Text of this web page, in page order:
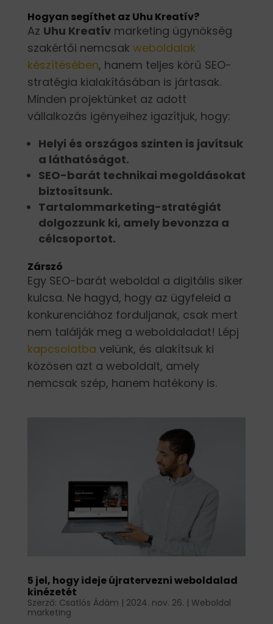
Hogyan segíthet az Uhu Kreatív?
Az Uhu Kreatívmarketing ügynökség
szakértői nemcsak weboldalak
készítésében, hanem teljes körű SEO-
stratégia kialakításában is jártasak.
Minden projektünket az adott
vállalkozás igényeihez igazítjuk, hogy:
Helyi és országos szinten is javítsuk
a láthatóságot.
SEO-barát technikai megoldásokat
biztosítsunk.
Tartalommarketing-stratégiát
dolgozzunk ki, amely bevonzza a
célcsoportot.
Zárszó
Egy SEO-barát weboldal a digitális siker
kulcsa. Ne hagyd, hogy az ügyfeleid a
konkurenciához forduljanak, csak mert
nem találják meg a weboldaladat! Lépj
kapcsolatba velünk, és alakítsuk ki
közösen azt a weboldalt, amely
nemcsak szép, hanem hatékony is.
5 jel, hogy ideje újratervezni weboldalad
kinézetét
Szerző: Csatlós Ádám | 2024. nov. 26. | Weboldal
marketing